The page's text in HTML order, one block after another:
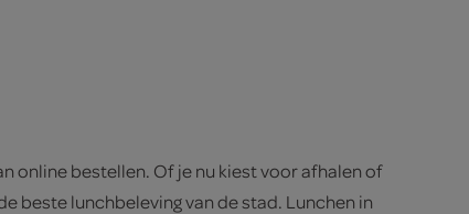
online bestellen. Of je nu kiest voor afhalen of
beste lunchbeleving van de stad. Lunchen in